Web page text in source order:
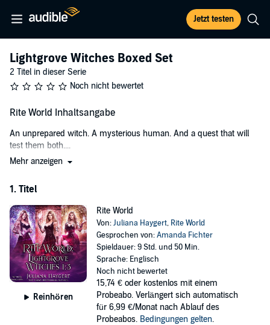
Jetzt testen
Lightgrove Witches Boxed Set
2 Titel in dieser Serie
Noch nicht bewertet
Rite World Inhaltsangabe
An unprepared witch. A mysterious human. And a quest that will
test them both....
Hazel always knew she was one of the weakest witches of her
But not anymore. She’s determined to live her life as a normal
What can she do if the damn spirits won’t leave her alone? But
when she finally settles into a new routine, Hazel receives a
message that changes everything: the Lightgrove Coven, one of the
most powerful witch covens in the world, grants her a rare chance
to join them, but only if she passes a dangerous test on Friday the
13th.
At first, Hazel wants to disregard the message. But who is she
kidding? This is an opportunity she can’t say no to. Everything is
Mehr anzeigen
1. Titel
Reinhören
Rite World
Von:Juliana Haygert, Rite World
Gesprochen von:Amanda Fichter
Spieldauer: 9 Std. und 50 Min.
Sprache: Englisch
Noch nicht bewertet
15,74 € oder kostenlos mit einem
Probeabo. Verlängert sich automatisch
für 6,99 €/Monat nach Ablauf des
Probeabos. Bedingungen gelten.